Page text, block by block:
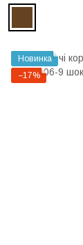
Новинка
−17%